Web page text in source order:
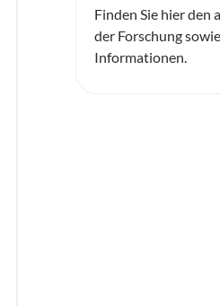
Finden Sie hier den
der Forschung
Informationen.